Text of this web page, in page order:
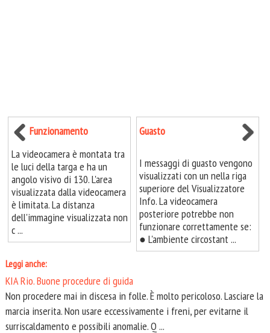
Funzionamento
La videocamera è montata tra
le luci della targa e ha un
angolo visivo di 130. L'area
visualizzata dalla videocamera
è limitata. La distanza
dell'immagine visualizzata non
c ...
Guasto
I messaggi di guasto vengono
visualizzati con un nella riga
superiore del Visualizzatore
Info. La videocamera
posteriore potrebbe non
funzionare correttamente se:
● L'ambiente circostant ...
Leggi anche:
KIA Rio. Buone procedure di guida
Non procedere mai in discesa in folle. È molto pericoloso. Lasciare la
marcia inserita. Non usare eccessivamente i freni, per evitarne il
surriscaldamento e possibili anomalie. Q ...